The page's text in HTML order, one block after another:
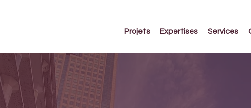
Projets Expertises Services